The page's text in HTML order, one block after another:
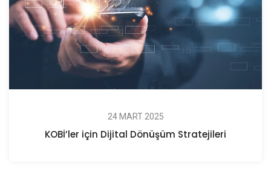
24 MART 2025
KOBİ’ler için Dijital Dönüşüm Stratejileri